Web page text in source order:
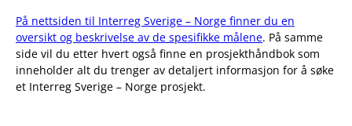
På nettsiden til Interreg Sverige – Norge finner du en
oversikt og beskrivelse av de spesifikke målene. På samme
side vil du etter hvert også finne en prosjekthåndbok som
inneholder alt du trenger av detaljert informasjon for å søke
et Interreg Sverige – Norge prosjekt.